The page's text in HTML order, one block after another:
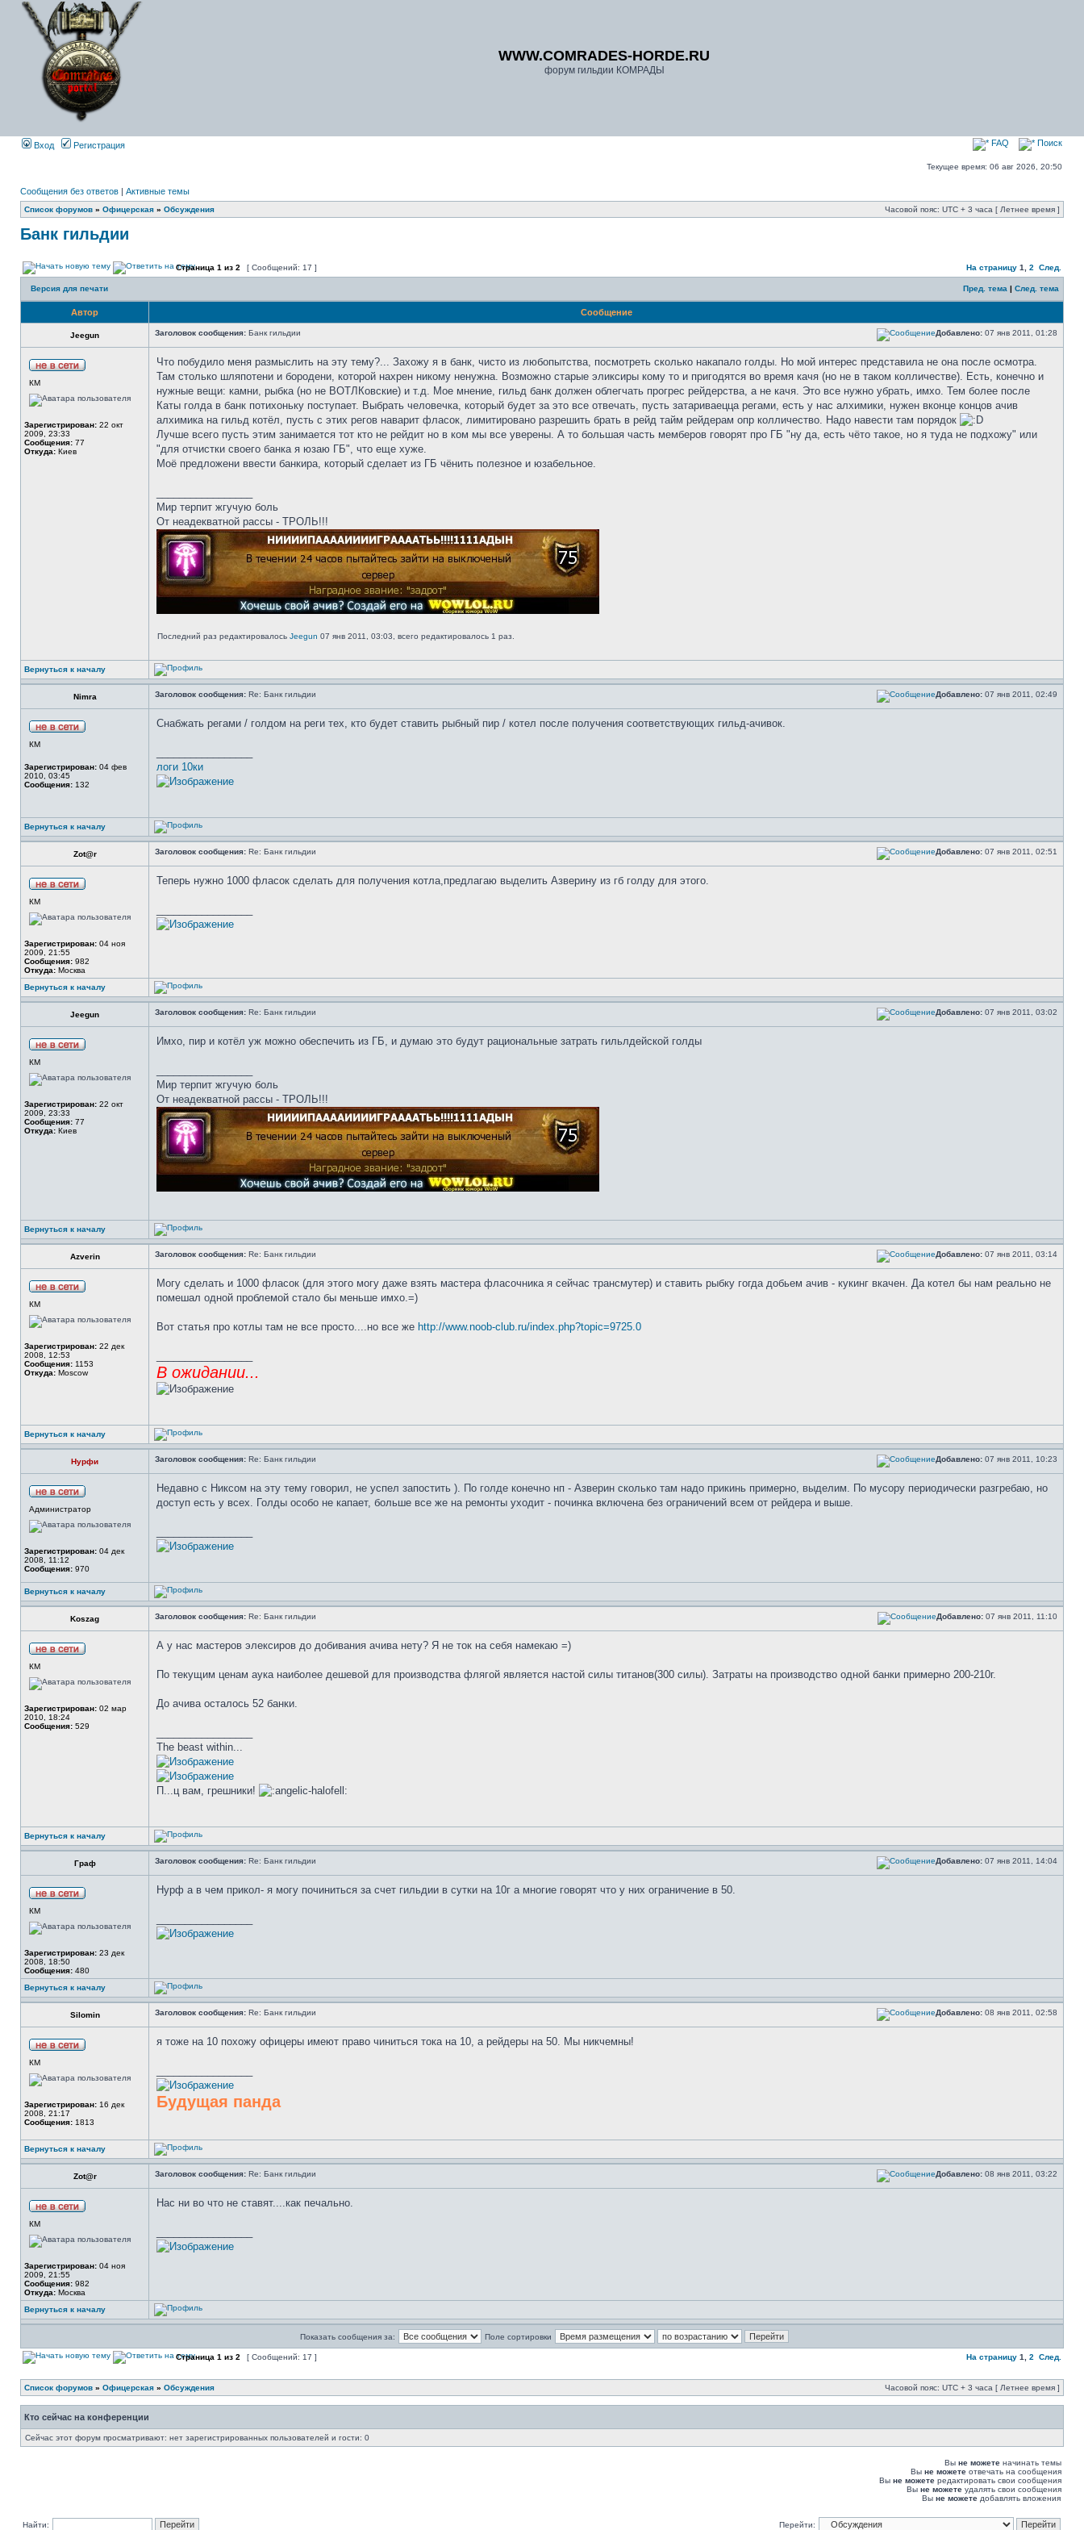
WWW.COMRADES-HORDE.RU
форум гильдии КОМРАДЫ
Вход Регистрация FAQ Поиск
Текущее время: 06 авг 2026, 20:50
Сообщения без ответов | Активные темы
Список форумов » Офицерская » Обсуждения Часовой пояс: UTC + 3 часа [ Летнее время ]
Банк гильдии
Страница 1 из 2 [ Сообщений: 17 ] На страницу 1 2 След.
Версия для печати Пред. тема | След. тема
Автор Сообщение
Jeegun Заголовок сообщения: Банк гильдии Добавлено: 07 янв 2011, 01:28
КМ
Зарегистрирован: 22 окт
2009, 23:33
Сообщения: 77
Откуда: Киев
Что побудило меня размыслить на эту тему?... Захожу я в банк, чисто из любопытства, посмотреть сколько накапало голды. Но мой интерес представила не она после осмотра.
Там столько шляпотени и бородени, которой нахрен никому ненужна. Возможно старые эликсиры кому то и пригодятся во время качя (но не в таком колличестве). Есть, конечно и
нужные вещи: камни, рыбка (но не ВОТЛКовские) и т.д. Мое мнение, гильд банк должен облегчать прогрес рейдерства, а не качя. Это все нужно убрать, имхо. Тем более после
Каты голда в банк потихоньку поступает. Выбрать человечка, который будет за это все отвечать, пусть затариваецца регами, есть у нас алхимики, нужен вконце концов ачив
алхимика на гильд котёл, пусть с этих регов наварит фласок, лимитировано разрешить брать в рейд тайм рейдерам опр колличество. Надо навести там порядок
Лучше всего пусть этим занимается тот кто не рейдит но в ком мы все уверены. А то большая часть мемберов говорят про ГБ "ну да, есть чёто такое, но я туда не подхожу" или
"для отчистки своего банка я юзаю ГБ", что еще хуже.
Моё предложени ввести банкира, который сделает из ГБ чёнить полезное и юзабельное.
Мир терпит жгучую боль
От неадекватной рассы - ТРОЛЬ!!!
Последний раз редактировалось Jeegun 07 янв 2011, 03:03, всего редактировалось 1 раз.
Вернуться к началу
Nimra Заголовок сообщения: Re: Банк гильдии Добавлено: 07 янв 2011, 02:49
КМ
Зарегистрирован: 04 фев
2010, 03:45
Сообщения: 132
Снабжать регами / голдом на реги тех, кто будет ставить рыбный пир / котел после получения соответствующих гильд-ачивок.
логи 10ки
Вернуться к началу
Zot@r Заголовок сообщения: Re: Банк гильдии Добавлено: 07 янв 2011, 02:51
КМ
Зарегистрирован: 04 ноя
2009, 21:55
Сообщения: 982
Откуда: Москва
Теперь нужно 1000 фласок сделать для получения котла,предлагаю выделить Азверину из гб голду для этого.
Вернуться к началу
Jeegun Заголовок сообщения: Re: Банк гильдии Добавлено: 07 янв 2011, 03:02
КМ
Зарегистрирован: 22 окт
2009, 23:33
Сообщения: 77
Откуда: Киев
Имхо, пир и котёл уж можно обеспечить из ГБ, и думаю это будут рациональные затрать гильлдейской голды
Мир терпит жгучую боль
От неадекватной рассы - ТРОЛЬ!!!
Вернуться к началу
Azverin Заголовок сообщения: Re: Банк гильдии Добавлено: 07 янв 2011, 03:14
КМ
Зарегистрирован: 22 дек
2008, 12:53
Сообщения: 1153
Откуда: Moscow
Могу сделать и 1000 фласок (для этого могу даже взять мастера фласочника я сейчас трансмутер) и ставить рыбку гогда добьем ачив - кукинг вкачен. Да котел бы нам реально не
помешал одной проблемой стало бы меньше имхо.=)
Вот статья про котлы там не все просто....но все же http://www.noob-club.ru/index.php?topic=9725.0
В ожидании...
Вернуться к началу
Нурфи Заголовок сообщения: Re: Банк гильдии Добавлено: 07 янв 2011, 10:23
Администратор
Зарегистрирован: 04 дек
2008, 11:12
Сообщения: 970
Недавно с Никсом на эту тему говорил, не успел запостить ). По голде конечно нп - Азверин сколько там надо прикинь примерно, выделим. По мусору периодически разгребаю, но
доступ есть у всех. Голды особо не капает, больше все же на ремонты уходит - починка включена без ограничений всем от рейдера и выше.
Вернуться к началу
Koszag Заголовок сообщения: Re: Банк гильдии Добавлено: 07 янв 2011, 11:10
КМ
Зарегистрирован: 02 мар
2010, 18:24
Сообщения: 529
А у нас мастеров элексиров до добивания ачива нету? Я не ток на себя намекаю =)
По текущим ценам аука наиболее дешевой для производства флягой является настой силы титанов(300 силы). Затраты на производство одной банки примерно 200-210г.
До ачива осталось 52 банки.
The beast within...
П...ц вам, грешники!
Вернуться к началу
Граф Заголовок сообщения: Re: Банк гильдии Добавлено: 07 янв 2011, 14:04
КМ
Зарегистрирован: 23 дек
2008, 18:50
Сообщения: 480
Нурф а в чем прикол- я могу починиться за счет гильдии в сутки на 10г а многие говорят что у них ограничение в 50.
Вернуться к началу
Silomin Заголовок сообщения: Re: Банк гильдии Добавлено: 08 янв 2011, 02:58
КМ
Зарегистрирован: 16 дек
2008, 21:17
Сообщения: 1813
я тоже на 10 похожу офицеры имеют право чиниться тока на 10, а рейдеры на 50. Мы никчемны!
Будущая панда
Вернуться к началу
Zot@r Заголовок сообщения: Re: Банк гильдии Добавлено: 08 янв 2011, 03:22
КМ
Зарегистрирован: 04 ноя
2009, 21:55
Сообщения: 982
Откуда: Москва
Нас ни во что не ставят....как печально.
Вернуться к началу
Показать сообщения за: Поле сортировки
Страница 1 из 2 [ Сообщений: 17 ] На страницу 1 2 След.
Список форумов » Офицерская » Обсуждения Часовой пояс: UTC + 3 часа [ Летнее время ]
Кто сейчас на конференции
Сейчас этот форум просматривают: нет зарегистрированных пользователей и гости: 0
Вы не можете начинать темы
Вы не можете отвечать на сообщения
Вы не можете редактировать свои сообщения
Вы не можете удалять свои сообщения
Вы не можете добавлять вложения
Найти: Перейти: